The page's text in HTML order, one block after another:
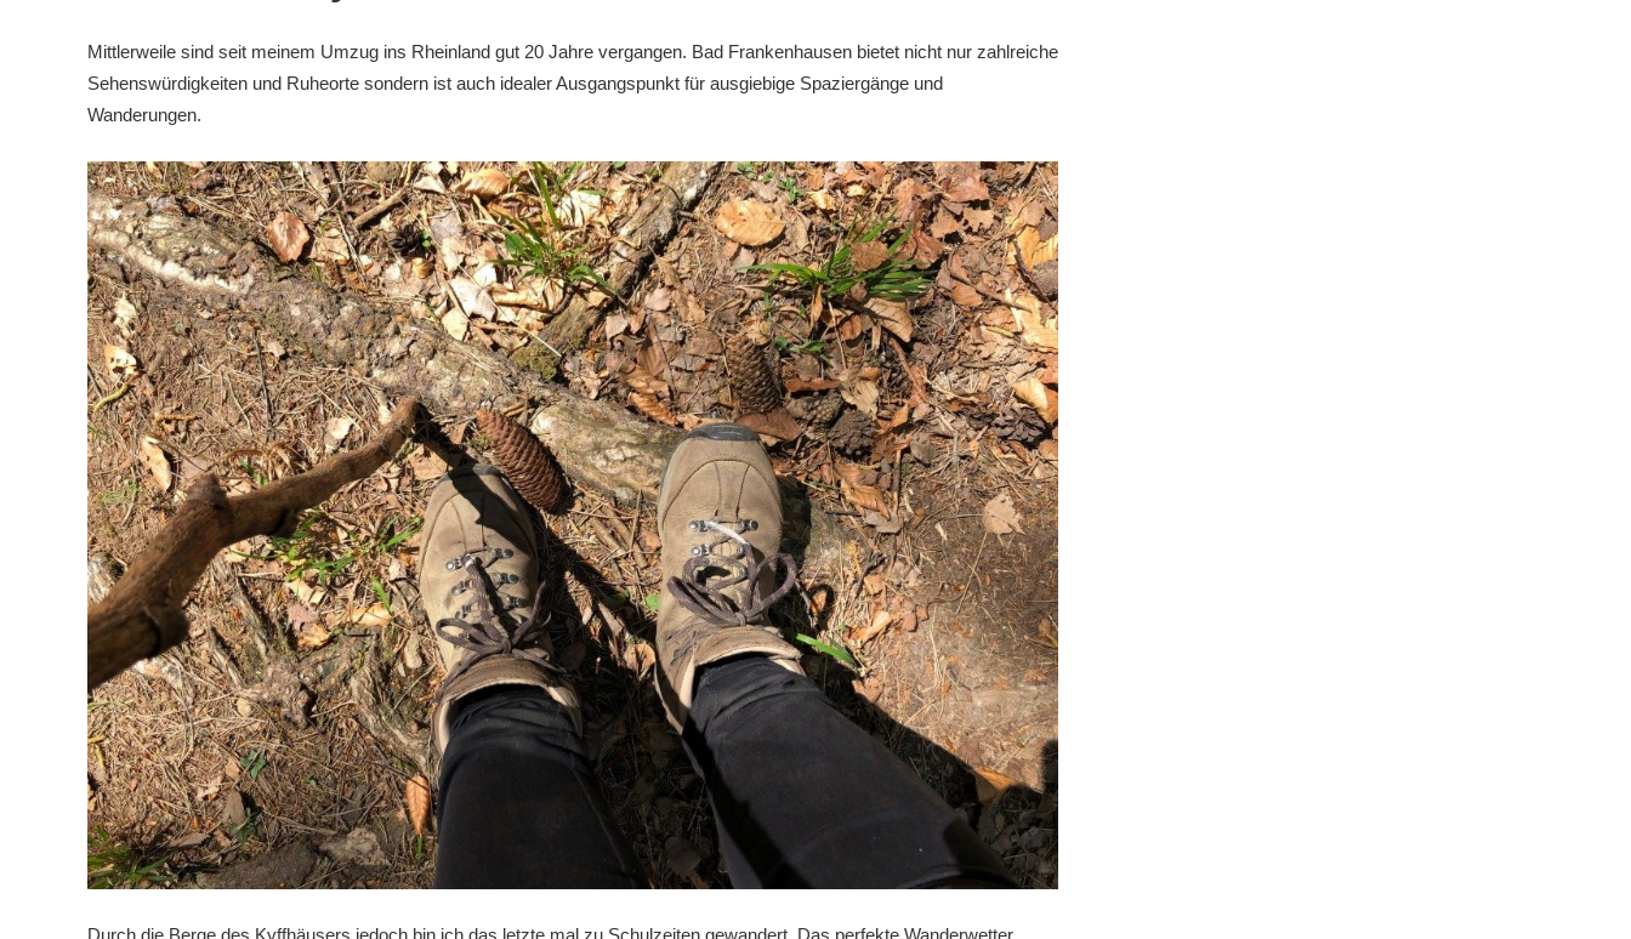
Mittlerweile sind seit meinem Umzug ins Rheinland gut 20 Jahre vergangen. Bad Frankenhausen bietet nicht nur zahlreiche
Sehenswürdigkeiten und Ruheorte sondern ist auch idealer Ausgangspunkt für ausgiebige Spaziergänge und
Wanderungen.
Durch die Berge des Kyffhäusers jedoch bin ich das letzte mal zu Schulzeiten gewandert. Das perfekte Wanderwetter